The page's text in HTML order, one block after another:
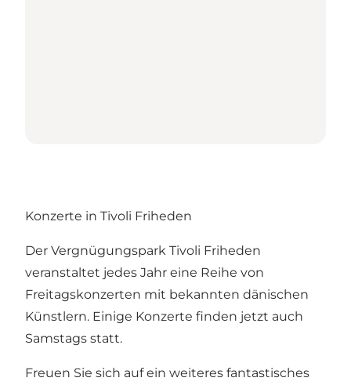
Konzerte in Tivoli Friheden
Der Vergnügungspark Tivoli Friheden
veranstaltet jedes Jahr eine Reihe von
Freitagskonzerten mit bekannten dänischen
Künstlern. Einige Konzerte finden jetzt auch
Samstags statt.
Freuen Sie sich auf ein weiteres fantastisches